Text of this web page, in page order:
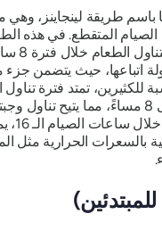
طريقة لينجاينز، وهي
المتقطع. في هذه
تصوم لمدة 16 ساعة وتتناول
اتباعها، حيث يتضمن جزء
للكثيرين، تمتد فترة تناول
من الساعة 12 ظهرًا إلى 8 مساءً، مما يتيح تناول
الغداء والعشاء بسهولة.
الحرارية مثل